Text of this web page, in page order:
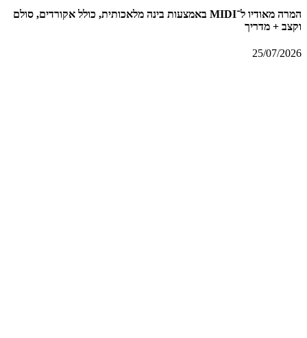
המרה מאודיו ל־MIDI באמצעות בינה מלאכותית, כולל אקורדים, סולם
וקצב + מדריך
25/07/2026